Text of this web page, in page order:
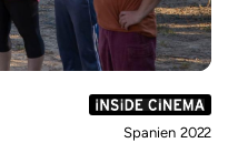
Spanien 2022